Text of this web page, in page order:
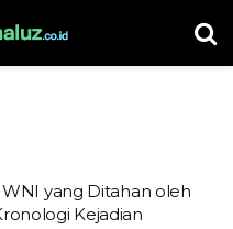
yang Ditahan oleh
Kejadian